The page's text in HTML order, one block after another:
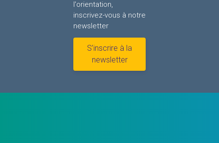
l'orientation,
inscrivez-vous à notre
newsletter
S’inscrire à la
newsletter